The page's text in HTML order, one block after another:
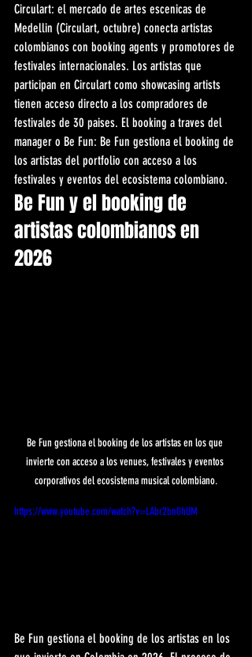
Circulart: el mercado de artes escenicas de
Medellin (Circulart, octubre) conecta artistas
colombianos con booking agents y promotores de
festivales internacionales. Los artistas que
participan en Circulart como showcasing artists
tienen acceso directo a los compradores de
festivales de 30 paises. El booking a traves del
manager o Be Fun: Be Fun gestiona el booking de
los artistas del portfolio con acceso a los
festivales y eventos del ecosistema colombiano.
Be Fun y el booking de
artistas colombianos en
2026
Be Fun gestiona el booking de los artistas en los que
invierte con acceso a los venues, festivales y eventos
corporativos del ecosistema musical colombiano.
https://www.youtube.com/watch?v=LAbr2bn0hUM
Be Fun gestiona el booking de los artistas en los